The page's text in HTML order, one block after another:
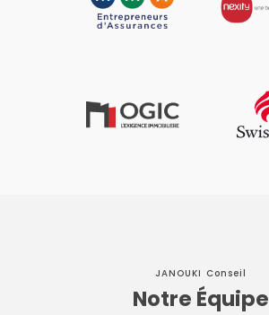
JANOUKI Conseil
Notre Équipe